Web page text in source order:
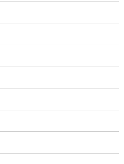
屋
相談、小学生、中学生、高校生